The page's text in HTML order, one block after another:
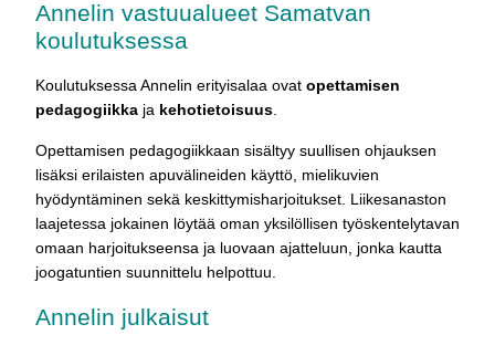
Annelin vastuualueet Samatvan
koulutuksessa
Koulutuksessa Annelin erityisalaa ovat opettamisen
pedagogiikka ja kehotietoisuus.
Opettamisen pedagogiikkaan sisältyy suullisen ohjauksen
lisäksi erilaisten apuvälineiden käyttö, mielikuvien
hyödyntäminen sekä keskittymisharjoitukset. Liikesanaston
laajetessa jokainen löytää oman yksilöllisen työskentelytavan
omaan harjoitukseensa ja luovaan ajatteluun, jonka kautta
joogatuntien suunnittelu helpottuu.
Annelin julkaisut